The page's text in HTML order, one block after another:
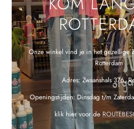
Onze winkel vind je in het gezellige
Rotterdam
Adres: Zwaanshals 376,
Openingstijden: Dinsdag t/m
klik hier voor de